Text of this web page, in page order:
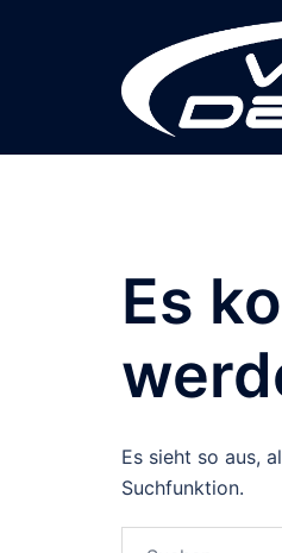
Es
Es sieht so aus,
Suchfunktion.